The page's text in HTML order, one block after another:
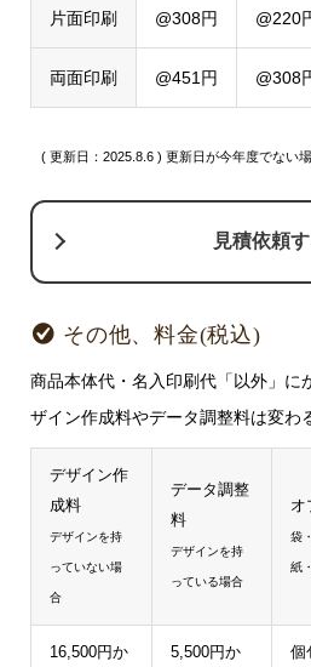
片面印刷 @308円 @220
両面印刷 @451円 @308
( 更新日：2025.8.6 ) 更新日が今年度でない
見積依頼
その他、料金(税込)
商品本体代・名入印刷代「以外」に
ザイン作成料やデータ調整料は変わ
デザイン作
成料
デザインを持
っていない場
合
データ調整
料
デザインを持
っている場合
オ
袋
紙
16,500円か 5,500円か 個